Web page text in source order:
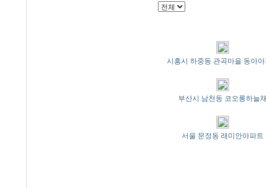
시흥시 하중동 관곡마을 동아
부산시 남천동 코오롱하늘
서울 문정동 래미안아파트